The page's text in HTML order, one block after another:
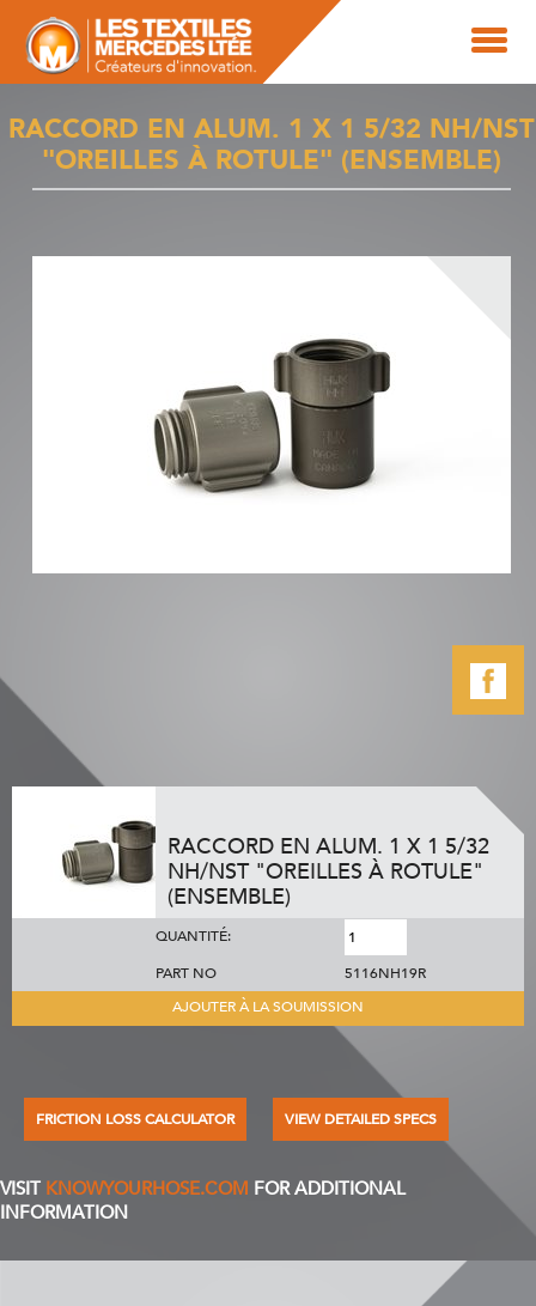
RACCORD EN ALUM. 1 X 1 5/32 NH/NST
"OREILLES À ROTULE" (ENSEMBLE)
RACCORD EN ALUM. 1 X 1 5/32
NH/NST "OREILLES À ROTULE"
(ENSEMBLE)
QUANTITÉ:
PART NO
5116NH19R
AJOUTER À LA SOUMISSION
FRICTION LOSS CALCULATOR VIEW DETAILED SPECS
VISIT KNOWYOURHOSE.COM FOR ADDITIONAL
INFORMATION